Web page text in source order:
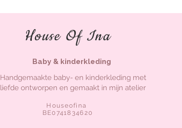
House Of Ina
Baby & kinderkleding
Handgemaakte baby- en kinderkleding met
liefde ontworpen en gemaakt in mijn atelier
Houseofina
BE0741834620